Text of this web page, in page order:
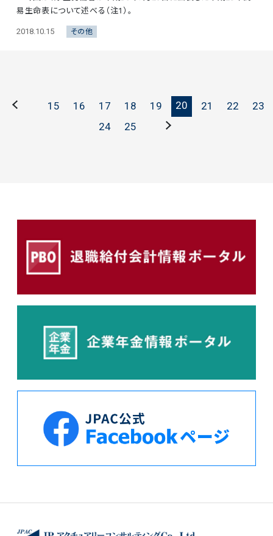
易生命表について述べる（注1）。
2018.10.15 その他
15 16 17 18 19 20 21 22
23
24
25